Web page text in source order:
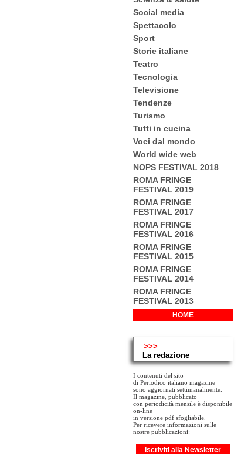
Social media
Spettacolo
Sport
Storie italiane
Teatro
Tecnologia
Televisione
Tendenze
Turismo
Tutti in cucina
Voci dal mondo
World wide web
NOPS FESTIVAL 2018
ROMA FRINGE
FESTIVAL 2019
ROMA FRINGE
FESTIVAL 2017
ROMA FRINGE
FESTIVAL 2016
ROMA FRINGE
FESTIVAL 2015
ROMA FRINGE
FESTIVAL 2014
ROMA FRINGE
FESTIVAL 2013
HOME
>>>
La redazione
I contenuti del sito
di Periodico italiano magazine
sono aggiornati settimanalmente.
Il magazine, pubblicato
con periodicità mensile è disponibile
on-line
in versione pdf sfogliabile.
Per ricevere informazioni sulle
nostre pubblicazioni:
Iscriviti alla Newsletter